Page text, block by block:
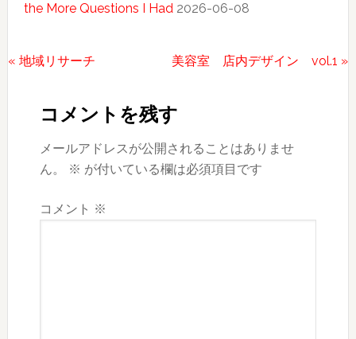
the More Questions I Had 2026-06-08
前
« 地域リサーチ
次
美容室 店内デザイン vol.1 »
Interactions
コメントを残す
メールアドレスが公開されることはありませ
ん。
※ が付いている欄は必須項目です
コメント ※